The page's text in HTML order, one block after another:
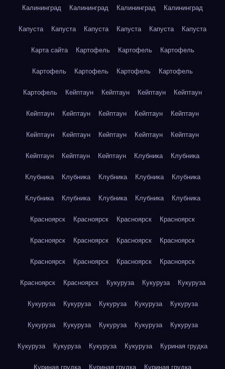
Калининград Калининград Калининград Калининград
Капуста Капуста Капуста Капуста Капуста Капуста
Карта сайта Картофель Картофель Картофель
Картофель Картофель Картофель Картофель
Картофель Кейптаун Кейптаун Кейптаун Кейптаун
Кейптаун Кейптаун Кейптаун Кейптаун Кейптаун
Кейптаун Кейптаун Кейптаун Кейптаун Кейптаун
Кейптаун Кейптаун Кейптаун Клубника Клубника
Клубника Клубника Клубника Клубника Клубника
Клубника Клубника Клубника Клубника Клубника
Красноярск Красноярск Красноярск Красноярск
Красноярск Красноярск Красноярск Красноярск
Красноярск Красноярск Красноярск Красноярск
Красноярск Красноярск Кукуруза Кукуруза Кукуруза
Кукуруза Кукуруза Кукуруза Кукуруза Кукуруза
Кукуруза Кукуруза Кукуруза Кукуруза Кукуруза
Кукуруза Кукуруза Кукуруза Кукуруза Куриная грудка
Куриная грудка Куриная грудка Куриная грудка